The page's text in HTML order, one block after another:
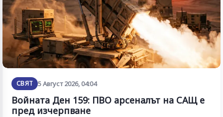
СВЯТ 5 Август 2026, 04:04
Войната Ден 159: ПВО арсеналът на САЩ е
пред изчерпване